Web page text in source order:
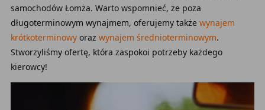
samochodów Łomża. Warto wspomnieć, że poza
długoterminowym wynajmem, oferujemy także wynajem
krótkoterminowyoraz wynajem średnioterminowym.
Stworzyliśmy ofertę, która zaspokoi potrzeby każdego
kierowcy!